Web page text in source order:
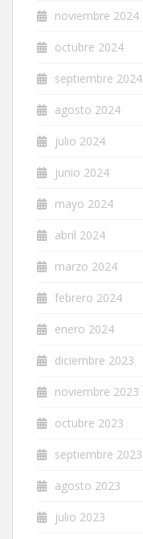
noviembre 2024
octubre 2024
septiembre 2024
agosto 2024
julio 2024
junio 2024
mayo 2024
abril 2024
marzo 2024
febrero 2024
enero 2024
diciembre 2023
noviembre 2023
octubre 2023
septiembre 2023
agosto 2023
julio 2023